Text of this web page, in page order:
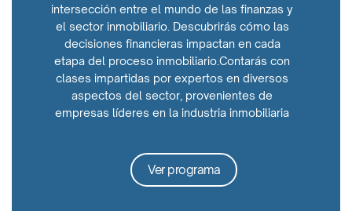
intersección entre el mundo de las finanzas y
el sector inmobiliario. Descubrirás cómo las
decisiones financieras impactan en cada
etapa del proceso inmobiliario.Contarás con
clases impartidas por expertos en diversos
aspectos del sector, provenientes de
empresas líderes en la industria inmobiliaria
Ver programa